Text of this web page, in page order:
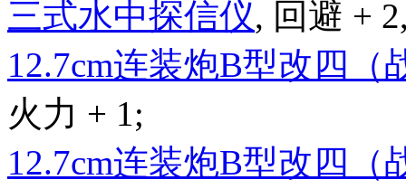
三式水中探信仪, 回避 +
12.7cm连装炮B型改四（
火力 + 1;
12.7cm连装炮B型改四（